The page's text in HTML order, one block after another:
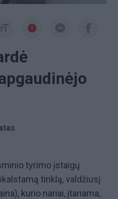
tyrimo įstaigų
tinklą, valdžiusį
kurio nariai, įtariama,